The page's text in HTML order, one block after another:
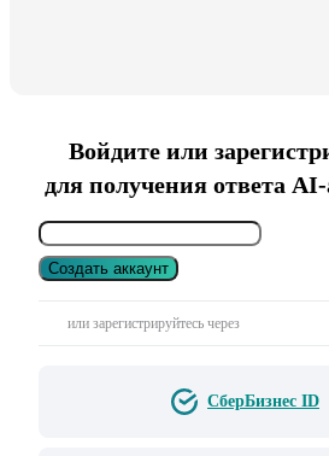
Войдите или
для получения ответа
Создать аккаунт
или зарегистрируйтесь через
СберБизнес ID